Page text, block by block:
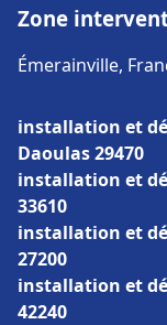
Zone
Émerainville,
installation et
Daoulas 29470
installation et
33610
installation et
27200
installation et
42240